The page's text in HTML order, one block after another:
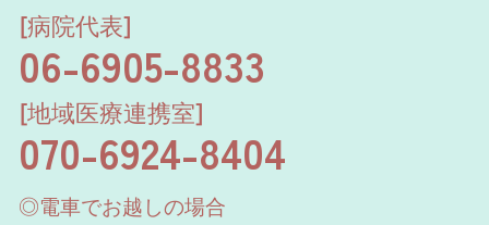
[病院代表]
06-6905-8833
[地域医療連携室]
070-6924-8404
◎電車でお越しの場合